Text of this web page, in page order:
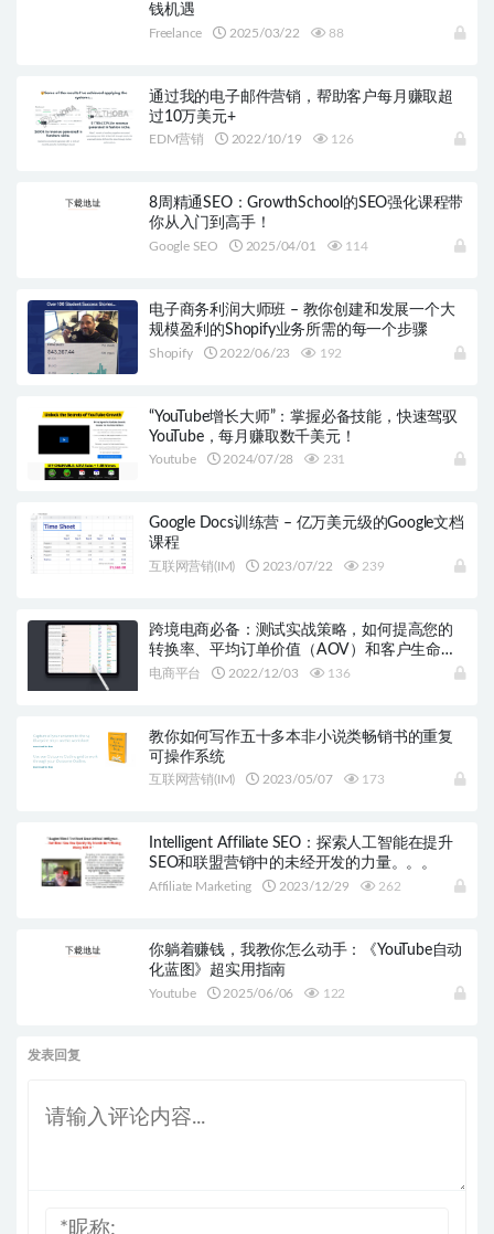
钱机遇
Freelance 2025/03/22 88
通过我的电子邮件营销，帮助客户每月赚取超
过10万美元+
EDM营销 2022/10/19 126
8周精通SEO：GrowthSchool的SEO强化课程带
你从入门到高手！
Google SEO 2025/04/01 114
电子商务利润大师班 – 教你创建和发展一个大
规模盈利的Shopify业务所需的每一个步骤
Shopify 2022/06/23 192
“YouTube增长大师”：掌握必备技能，快速驾驭
YouTube，每月赚取数千美元！
Youtube 2024/07/28 231
Google Docs训练营 – 亿万美元级的Google文档
课程
互联网营销(IM) 2023/07/22 239
跨境电商必备：测试实战策略，如何提高您的
转换率、平均订单价值（AOV）和客户生命周
期价值（CLV）
电商平台 2022/12/03 136
教你如何写作五十多本非小说类畅销书的重复
可操作系统
互联网营销(IM) 2023/05/07 173
Intelligent Affiliate SEO：探索人工智能在提升
SEO和联盟营销中的未经开发的力量。。。
Affiliate Marketing 2023/12/29 262
你躺着赚钱，我教你怎么动手：《YouTube自动
化蓝图》超实用指南
Youtube 2025/06/06 122
发表回复